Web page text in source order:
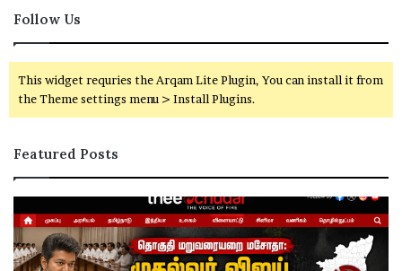
Follow Us
This widget requries the Arqam Lite Plugin, You can install it from
the Theme settings menu > Install Plugins.
Featured Posts
கு
தி
ம